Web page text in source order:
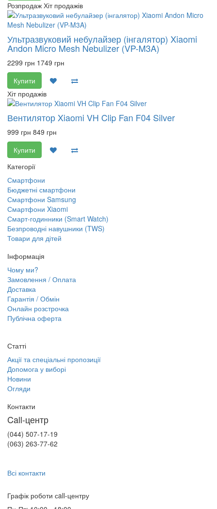
Розпродаж Хіт продажів
Ультразвуковий небулайзер (інгалятор) Xiaomi
Andon Micro Mesh Nebulizer (VP-M3A)
2299 грн 1749 грн
Купити
Хіт продажів
Вентилятор Xiaomi VH Clip Fan F04 Silver
999 грн 849 грн
Купити
Категорії
Смартфони
Бюджетні смартфони
Смартфони Samsung
Смартфони Xiaomi
Смарт-годинники (Smart Watch)
Безпроводні навушники (TWS)
Товари для дітей
Інформація
Чому ми?
Замовлення / Оплата
Доставка
Гарантія / Обмін
Онлайн розстрочка
Публічна оферта
Статті
Акції та спеціальні пропозиції
Допомога у виборі
Новини
Огляди
Контакти
Call-центр
(044) 507-17-19
(063) 263-77-62
Всі контакти
Графік роботи сall-центру